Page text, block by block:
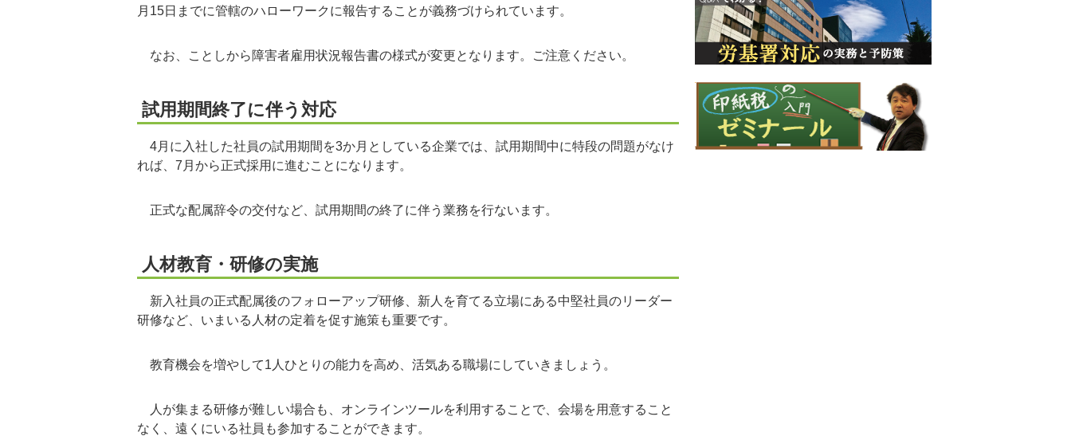
月15日までに管轄のハローワークに報告することが義務づけられています。
なお、ことしから障害者雇用状況報告書の様式が変更となります。ご注意ください。
試用期間終了に伴う対応
4月に入社した社員の試用期間を3か月としている企業では、試用期間中に特段の問題がなけ
れば、7月から正式採用に進むことになります。
正式な配属辞令の交付など、試用期間の終了に伴う業務を行ないます。
人材教育・研修の実施
新入社員の正式配属後のフォローアップ研修、新人を育てる立場にある中堅社員のリーダー
研修など、いまいる人材の定着を促す施策も重要です。
教育機会を増やして1人ひとりの能力を高め、活気ある職場にしていきましょう。
人が集まる研修が難しい場合も、オンラインツールを利用することで、会場を用意すること
なく、遠くにいる社員も参加することができます。